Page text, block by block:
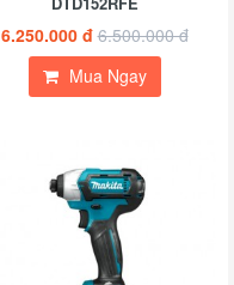
6.250.000 đ 6.500.000 đ
Mua Ngay